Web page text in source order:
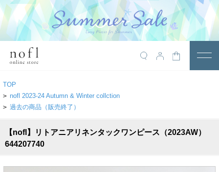
￥10,800税込以上で送料無料
トップス
ワンピース
TOP
> nofl 2023-24 Autumn & Winter collction
> 過去の商品（販売終了）
【nofl】リトアニアリネンタックワンピース（2023AW）
644207740